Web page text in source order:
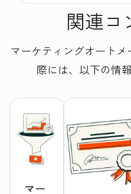
関連コ
マーケティングオート
際には、以下の情
マー